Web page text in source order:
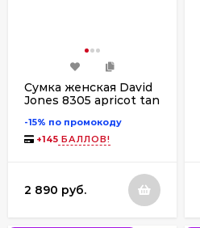
Сумка женская David
Jones 8305 apricot tan
-15% по промокоду
+145 БАЛЛОВ!
2 890 руб.